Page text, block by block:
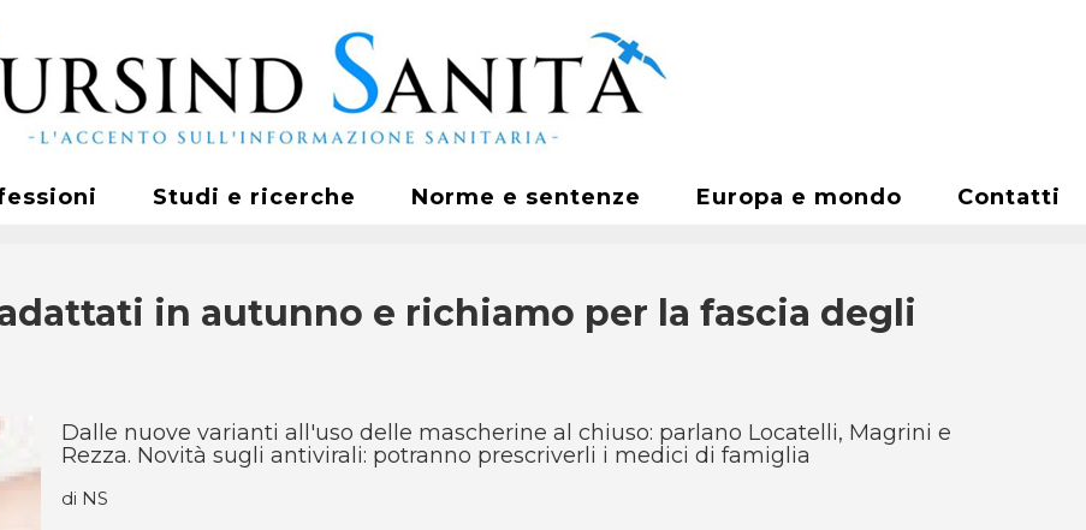
Studi e ricerche Norme e sentenze Europa e mondo Contatti
in autunno e richiamo per la fascia degli
Dalle nuove varianti all'uso delle mascherine al chiuso: parlano Locatelli, Magrini e
Rezza. Novità sugli antivirali: potranno prescriverli i medici di famiglia
di NS